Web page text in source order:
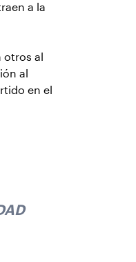
a la
otros al
al
en el